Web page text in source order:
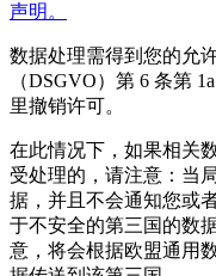
声明。
数据处理需得到您的允
（DSGVO）第 6 条第
里撤销许可。
在此情况下，如果相关
受处理的，请注意：当
据，并且不会通知您或
于不安全的第三国的数
意，将会根据欧盟通用